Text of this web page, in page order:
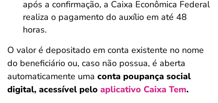
após a confirmação, a Caixa Econômica Federal
realiza o pagamento do auxílio em até 48
horas.
O valor é depositado em conta existente no nome
do beneficiário ou, caso não possua, é aberta
automaticamente uma conta poupança social
digital, acessível pelo aplicativo Caixa Tem.